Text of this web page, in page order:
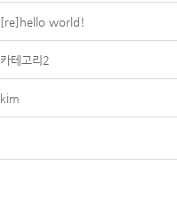
[re]hello world!
카테고리2
kim